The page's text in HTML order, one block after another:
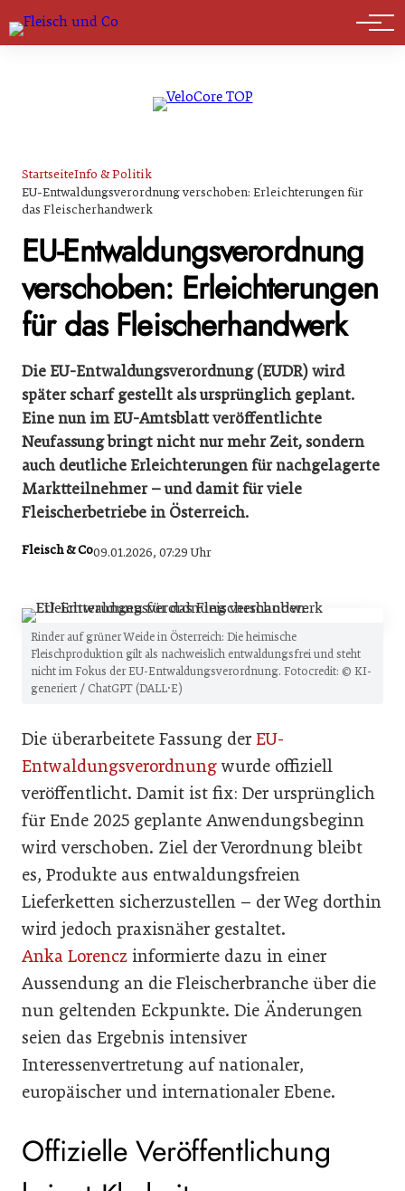
Marktführer
StartseiteInfo & Politik
EU-Entwaldungsverordnung verschoben: Erleichterungen für
das Fleischerhandwerk
EU-Entwaldungsverordnung
verschoben: Erleichterungen
für das Fleischerhandwerk
Die EU-Entwaldungsverordnung (EUDR) wird
später scharf gestellt als ursprünglich geplant.
Eine nun im EU-Amtsblatt veröffentlichte
Neufassung bringt nicht nur mehr Zeit, sondern
auch deutliche Erleichterungen für nachgelagerte
Marktteilnehmer – und damit für viele
Fleischerbetriebe in Österreich.
Fleisch & Co09.01.2026, 07:29 Uhr
Rinder auf grüner Weide in Österreich: Die heimische
Fleischproduktion gilt als nachweislich entwaldungsfrei und steht
nicht im Fokus der EU-Entwaldungsverordnung. Fotocredit: © KI-
generiert / ChatGPT (DALL·E)
Die überarbeitete Fassung der EU-
Entwaldungsverordnungwurde offiziell
veröffentlicht. Damit ist fix: Der ursprünglich
für Ende 2025 geplante Anwendungsbeginn
wird verschoben. Ziel der Verordnung bleibt
es, Produkte aus entwaldungsfreien
Lieferketten sicherzustellen – der Weg dorthin
wird jedoch praxisnäher gestaltet.
Anka Lorencz informierte dazu in einer
Aussendung an die Fleischerbranche über die
nun geltenden Eckpunkte. Die Änderungen
seien das Ergebnis intensiver
Interessenvertretung auf nationaler,
europäischer und internationaler Ebene.
Offizielle Veröffentlichung